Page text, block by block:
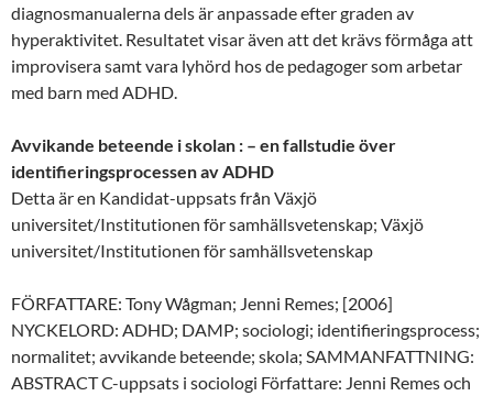
diagnosmanualerna dels är anpassade efter graden av
hyperaktivitet. Resultatet visar även att det krävs förmåga att
improvisera samt vara lyhörd hos de pedagoger som arbetar
med barn med ADHD.
Avvikande beteende i skolan : – en fallstudie över
identifieringsprocessen av ADHD
Detta är en Kandidat-uppsats från Växjö
universitet/Institutionen för samhällsvetenskap; Växjö
universitet/Institutionen för samhällsvetenskap
FÖRFATTARE: Tony Wågman; Jenni Remes; [2006]
NYCKELORD: ADHD; DAMP; sociologi; identifieringsprocess;
normalitet; avvikande beteende; skola; SAMMANFATTNING:
ABSTRACT C-uppsats i sociologi Författare: Jenni Remes och